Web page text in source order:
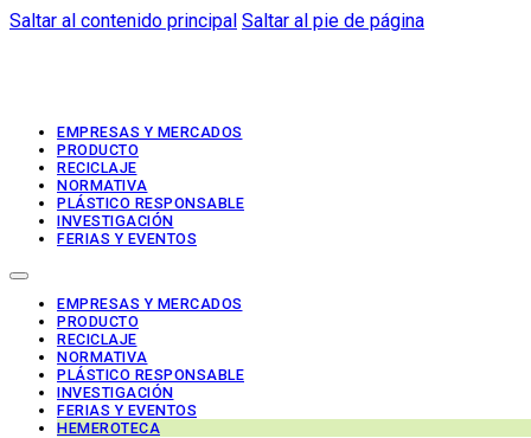
Saltar al contenido principal Saltar al pie de página
EMPRESAS Y MERCADOS
PRODUCTO
RECICLAJE
NORMATIVA
PLÁSTICO RESPONSABLE
INVESTIGACIÓN
FERIAS Y EVENTOS
EMPRESAS Y MERCADOS
PRODUCTO
RECICLAJE
NORMATIVA
PLÁSTICO RESPONSABLE
INVESTIGACIÓN
FERIAS Y EVENTOS
HEMEROTECA